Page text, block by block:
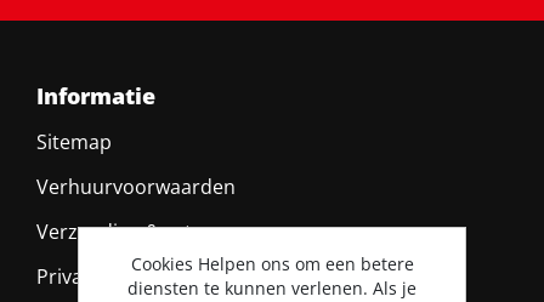
Informatie
Sitemap
Verhuurvoorwaarden
Verzending & retour
Privacy policyCookies Helpen ons om een betere
diensten te kunnen verlenen. Als je